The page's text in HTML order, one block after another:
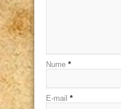
Nume *
E-mail *